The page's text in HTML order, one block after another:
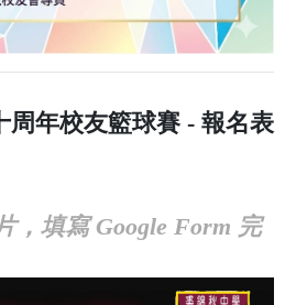
周年校友籃球賽 - 報名表
，填寫 Google Form 完